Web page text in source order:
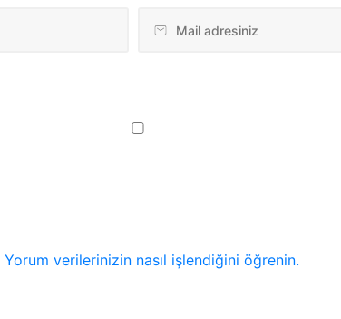
Yorum verilerinizin nasıl işlendiğini öğrenin.